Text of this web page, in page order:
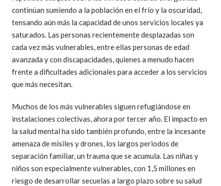
continúan sumiendo a la población en el frío y la oscuridad,
tensando aún más la capacidad de unos servicios locales ya
saturados. Las personas recientemente desplazadas son
cada vez más vulnerables, entre ellas personas de edad
avanzada y con discapacidades, quienes a menudo hacen
frente a dificultades adicionales para acceder a los servicios
que más necesitan.
Muchos de los más vulnerables siguen refugiándose en
instalaciones colectivas, ahora por tercer año. El impacto en
la salud mental ha sido también profundo, entre la incesante
amenaza de misiles y drones, los largos periodos de
separación familiar, un trauma que se acumula. Las niñas y
niños son especialmente vulnerables, con 1,5 millones en
riesgo de desarrollar secuelas a largo plazo sobre su salud